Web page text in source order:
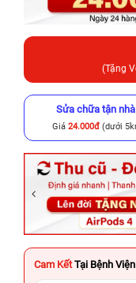
(Tặng
Sửa chữa tận nhà
Giá 24.000đ(dưới
Cam Kết Tại Bệnh